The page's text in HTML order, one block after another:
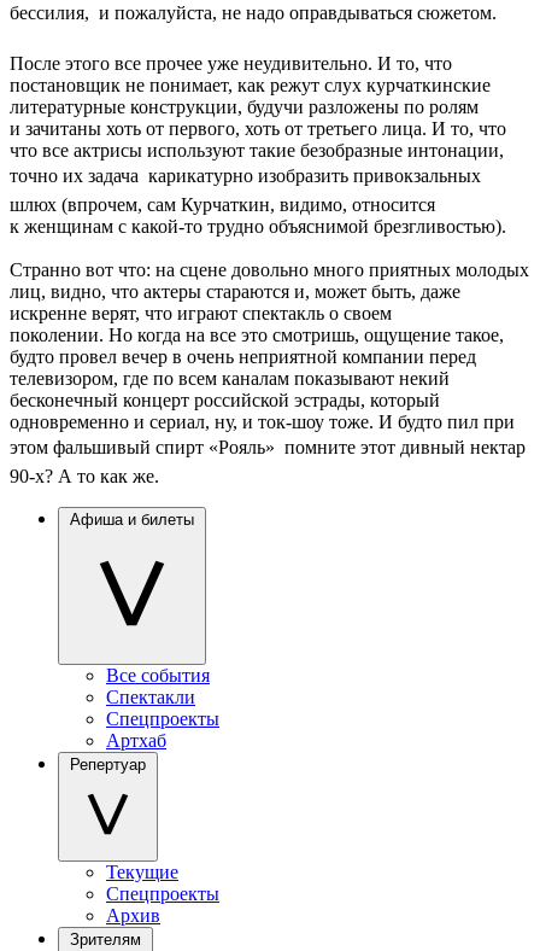
бессилия,  и пожалуйста, не надо оправдываться сюжетом.
После этого все прочее уже неудивительно. И то, что
постановщик не понимает, как режут слух курчаткинские
литературные конструкции, будучи разложены по ролям
и зачитаны хоть от первого, хоть от третьего лица. И то, что
что все актрисы используют такие безобразные интонации,
точно их задача  карикатурно изобразить привокзальных
шлюх (впрочем, сам Курчаткин, видимо, относится
к женщинам с какой-то трудно объяснимой брезгливостью).
Странно вот что: на сцене довольно много приятных молодых
лиц, видно, что актеры стараются и, может быть, даже
искренне верят, что играют спектакль о своем
поколении. Но когда на все это смотришь, ощущение такое,
будто провел вечер в очень неприятной компании перед
телевизором, где по всем каналам показывают некий
бесконечный концерт российской эстрады, который
одновременно и сериал, ну, и ток-шоу тоже. И будто пил при
этом фальшивый спирт «Рояль»  помните этот дивный нектар
90-х? А то как же.
Афиша и билеты
Все события
Спектакли
Спецпроекты
Артхаб
Репертуар
Текущие
Спецпроекты
Архив
Зрителям